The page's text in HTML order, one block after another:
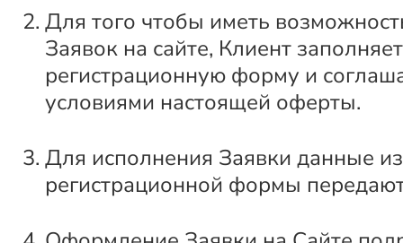
Для того чтобы иметь
Заявок на сайте, Клиент заполняет
регистрационную форму и
условиями настоящей оферты.
Для исполнения Заявки данные из
регистрационной формы